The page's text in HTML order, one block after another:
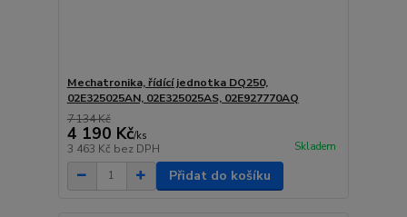
Mechatronika, řídící jednotka DQ250,
02E325025AN, 02E325025AS, 02E927770AQ
7 134 Kč
4 190 Kč/ks
3 463 Kč bez DPH Skladem
Přidat do košíku